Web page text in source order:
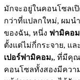
มักจะอยู่ในคอนโซลเ
กว่าที่แปลกใหม่, ผมน
ของฉัน, หนึ่ง ฟามิคอม
ตั้งแต่ไม่กี่กระจาย, แล
เปอร์ฟามิคอม,, ที่มีคุ
คอนโซลทั้งสองมีควา